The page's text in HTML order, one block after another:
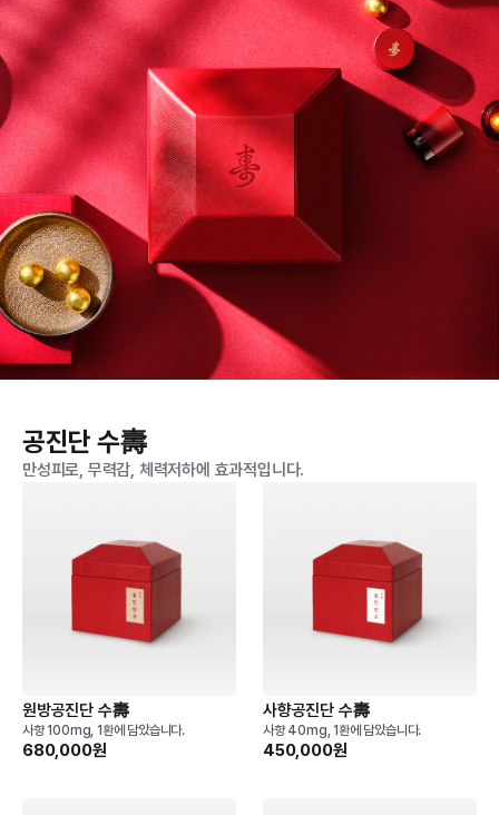
공진단 수壽
만성피로, 무력감, 체력저하에 효과적입니다.
원방공진단 수壽
사향 100mg, 1환에 담았습니다.
680,000원
사향공진단 수壽
사향 40mg, 1환에 담았습니다.
450,000원